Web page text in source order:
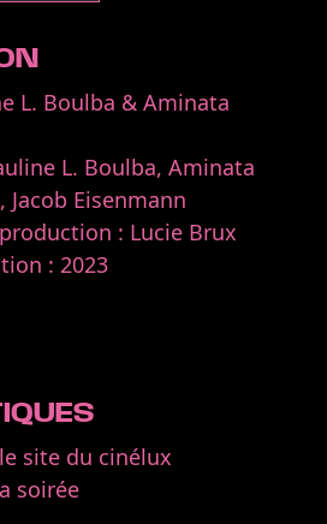
L. Boulba & Aminata
L. Boulba, Aminata
Jacob Eisenmann
: Lucie Brux
: 2023
site du cinélux
soirée